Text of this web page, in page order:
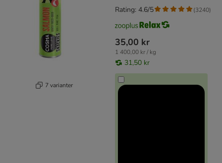
7 varianter
35,00 kr
1 400,00 kr / kg
31,50 kr
Rating: 4.6/5 (3240)